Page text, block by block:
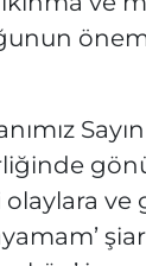
önemli
ve